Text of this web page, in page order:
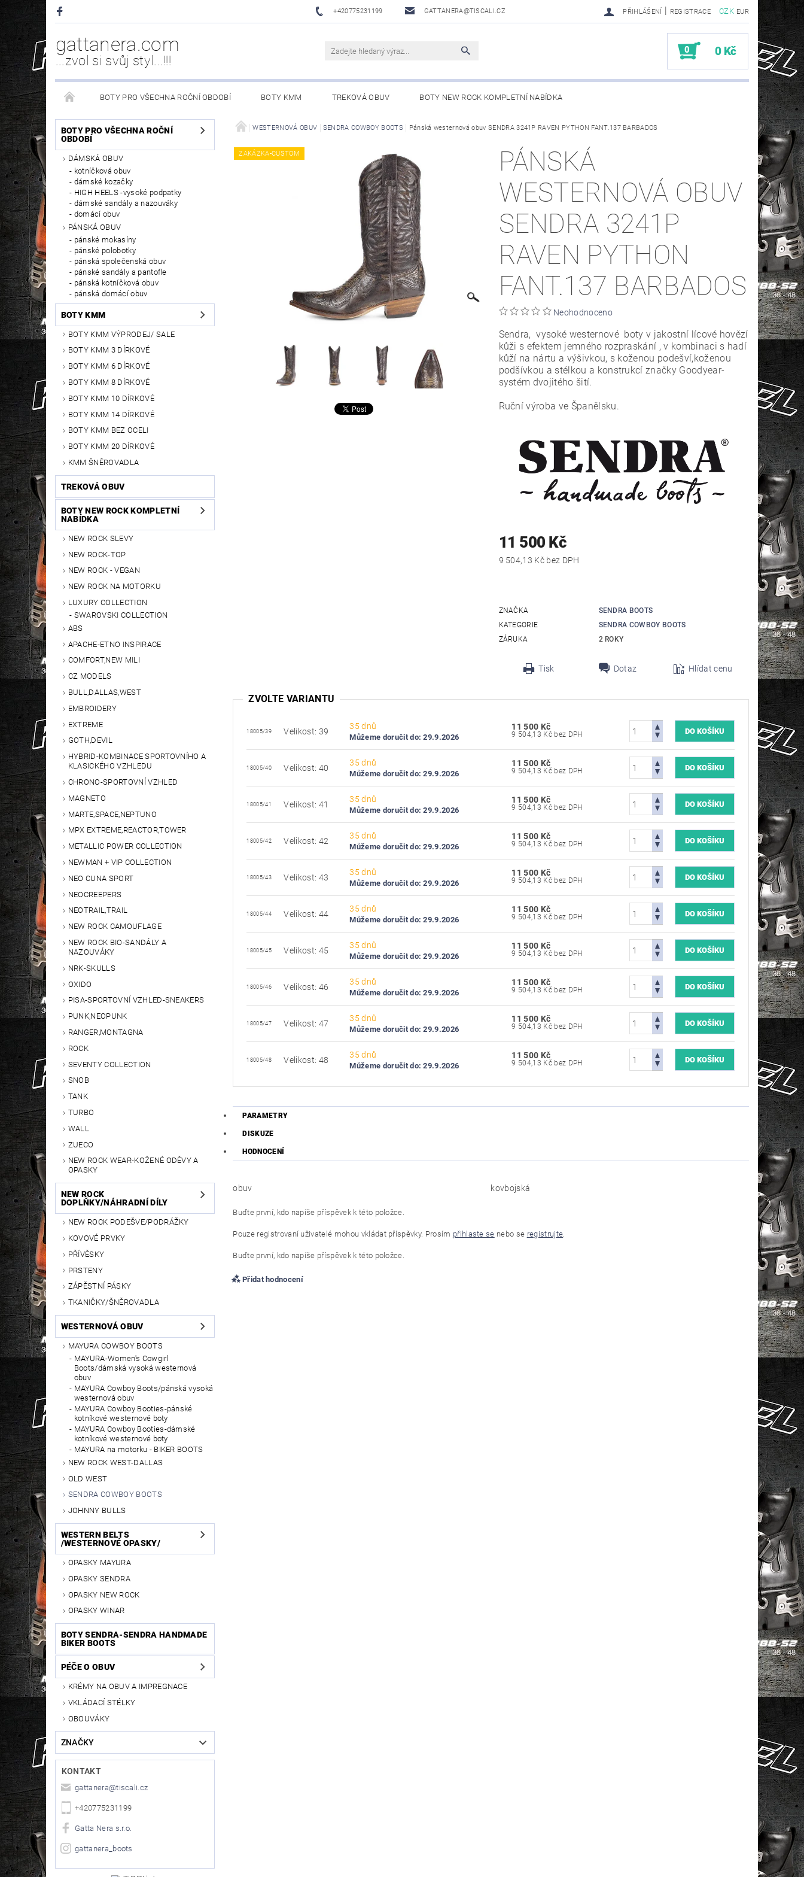
+420775231199 GATTANERA@TISCALI.CZ CZK EUR
PŘIHLÁŠENÍ | REGISTRACE
gattanera.com
...zvol si svůj styl...!!!
0 0 Kč
BOTY PRO VŠECHNA ROČNÍ OBDOBÍ BOTY KMM TREKOVÁ OBUV BOTY NEW ROCK KOMPLETNÍ NABÍDKA
NEW ROCK DOPLŇKY/NÁHRADNÍ DÍLY WESTERNOVÁ OBUV WESTERN BELTS /WESTERNOVÉ OPASKY/ BOTY SENDRA-SENDRA HANDMADE BIKER BOOTS
PÉČE O OBUV
BOTY PRO VŠECHNA ROČNÍ
OBDOBÍ
DÁMSKÁ OBUV
kotníčková obuv
dámské kozačky
HIGH HEELS -vysoké podpatky
dámské sandály a nazouváky
domácí obuv
PÁNSKÁ OBUV
pánské mokasíny
pánské polobotky
pánská společenská obuv
pánské sandály a pantofle
pánská kotníčková obuv
pánská domácí obuv
BOTY KMM
BOTY KMM VÝPRODEJ/ SALE
BOTY KMM 3 DÍRKOVÉ
BOTY KMM 6 DÍRKOVÉ
BOTY KMM 8 DÍRKOVÉ
BOTY KMM 10 DÍRKOVÉ
BOTY KMM 14 DÍRKOVÉ
BOTY KMM BEZ OCELI
BOTY KMM 20 DÍRKOVÉ
KMM ŠNĚROVADLA
TREKOVÁ OBUV
BOTY NEW ROCK KOMPLETNÍ
NABÍDKA
NEW ROCK SLEVY
NEW ROCK-TOP
NEW ROCK - VEGAN
NEW ROCK NA MOTORKU
LUXURY COLLECTION
SWAROVSKI COLLECTION
ABS
APACHE-ETNO INSPIRACE
COMFORT,NEW MILI
CZ MODELS
BULL,DALLAS,WEST
EMBROIDERY
EXTREME
GOTH,DEVIL
HYBRID-KOMBINACE SPORTOVNÍHO A
KLASICKÉHO VZHLEDU
CHRONO-SPORTOVNÍ VZHLED
MAGNETO
MARTE,SPACE,NEPTUNO
MPX EXTREME,REACTOR,TOWER
METALLIC POWER COLLECTION
NEWMAN + VIP COLLECTION
NEO CUNA SPORT
NEOCREEPERS
NEOTRAIL,TRAIL
NEW ROCK CAMOUFLAGE
NEW ROCK BIO-SANDÁLY A
NAZOUVÁKY
NRK-SKULLS
OXIDO
PISA-SPORTOVNÍ VZHLED-SNEAKERS
PUNK,NEOPUNK
RANGER,MONTAGNA
ROCK
SEVENTY COLLECTION
SNOB
TANK
TURBO
WALL
ZUECO
NEW ROCK WEAR-KOŽENÉ ODĚVY A
OPASKY
NEW ROCK
DOPLŇKY/NÁHRADNÍ DÍLY
NEW ROCK PODEŠVE/PODRÁŽKY
KOVOVÉ PRVKY
PŘÍVĚSKY
PRSTENY
ZÁPĚSTNÍ PÁSKY
TKANIČKY/ŠNĚROVADLA
WESTERNOVÁ OBUV
MAYURA COWBOY BOOTS
MAYURA-Women's Cowgirl
Boots/dámská vysoká westernová
obuv
MAYURA Cowboy Boots/pánská vysoká
westernová obuv
MAYURA Cowboy Booties-pánské
kotníkové westernové boty
MAYURA Cowboy Booties-dámské
kotníkové westernové boty
MAYURA na motorku - BIKER BOOTS
NEW ROCK WEST-DALLAS
OLD WEST
SENDRA COWBOY BOOTS
JOHNNY BULLS
WESTERN BELTS
/WESTERNOVÉ OPASKY/
OPASKY MAYURA
OPASKY SENDRA
OPASKY NEW ROCK
OPASKY WINAR
BOTY SENDRA-SENDRA HANDMADE
BIKER BOOTS
PÉČE O OBUV
KRÉMY NA OBUV A IMPREGNACE
VKLÁDACÍ STÉLKY
OBOUVÁKY
ZNAČKY
KONTAKT
gattanera@tiscali.cz
+420775231199
Gatta Nera s.r.o.
gattanera_boots
WESTERNOVÁ OBUV SENDRA COWBOY BOOTS Pánská westernová obuv SENDRA 3241P RAVEN PYTHON FANT.137 BARBADOS
ZAKÁZKA-CUSTOM
PÁNSKÁ
WESTERNOVÁ OBUV
SENDRA 3241P
RAVEN PYTHON
FANT.137 BARBADOS
Neohodnoceno
Sendra, vysoké westernové boty v jakostní lícové hovězí
kůži s efektem jemného rozpraskání , v kombinaci s hadí
kůží na nártu a výšivkou, s koženou podešví,koženou
podšívkou a stélkou a konstrukcí značky Goodyear-
systém dvojitého šití.
Ruční výroba ve Španělsku.
11 500 Kč
9 504,13 Kč bez DPH
ZNAČKA
SENDRA BOOTS
KATEGORIE
SENDRA COWBOY BOOTS
ZÁRUKA
2 ROKY
Tisk Dotaz Hlídat cenu
ZVOLTE VARIANTU
18005/39 Velikost: 39
35 dnů
Můžeme doručit do: 29.9.2026
11 500 Kč
9 504,13 Kč bez DPH
18005/40 Velikost: 40
35 dnů
Můžeme doručit do: 29.9.2026
11 500 Kč
9 504,13 Kč bez DPH
18005/41 Velikost: 41
35 dnů
Můžeme doručit do: 29.9.2026
11 500 Kč
9 504,13 Kč bez DPH
18005/42 Velikost: 42
35 dnů
Můžeme doručit do: 29.9.2026
11 500 Kč
9 504,13 Kč bez DPH
18005/43 Velikost: 43
35 dnů
Můžeme doručit do: 29.9.2026
11 500 Kč
9 504,13 Kč bez DPH
18005/44 Velikost: 44
35 dnů
Můžeme doručit do: 29.9.2026
11 500 Kč
9 504,13 Kč bez DPH
18005/45 Velikost: 45
35 dnů
Můžeme doručit do: 29.9.2026
11 500 Kč
9 504,13 Kč bez DPH
18005/46 Velikost: 46
35 dnů
Můžeme doručit do: 29.9.2026
11 500 Kč
9 504,13 Kč bez DPH
18005/47 Velikost: 47
35 dnů
Můžeme doručit do: 29.9.2026
11 500 Kč
9 504,13 Kč bez DPH
18005/48 Velikost: 48
35 dnů
Můžeme doručit do: 29.9.2026
11 500 Kč
9 504,13 Kč bez DPH
PARAMETRY
DISKUZE
HODNOCENÍ
obuv kovbojská
Buďte první, kdo napíše příspěvek k této položce.
Pouze registrovaní uživatelé mohou vkládat příspěvky. Prosím přihlaste se nebo se registrujte.
Buďte první, kdo napíše příspěvek k této položce.
Přidat hodnocení